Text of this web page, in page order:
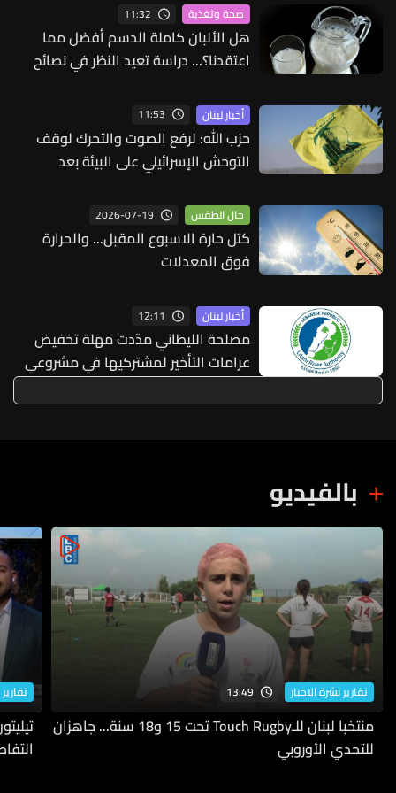
صحة وتغذية 11:32
هل الألبان كاملة الدسم أفضل مما
اعتقدنا؟... دراسة تعيد النظر في نصائح
أخبار لبنان 11:53
حزب الله: لرفع الصوت والتحرك لوقف
التوحش الإسرائيلي على البيئة بعد
حال الطقس 2026-07-19
كتل حارة الاسبوع المقبل... والحرارة
فوق المعدلات
أخبار لبنان 12:11
مصلحة الليطاني مدّدت مهلة تخفيض
غرامات التأخير لمشتركيها في مشروعي
ري القاسمية وصيدا جزين
بالفيديو
تقارير نشرة الاخبار 13:49
منتخبا لبنان للـTouch Rugby تحت 15 و18 سنة... جاهزان
للتحدي الأوروبي